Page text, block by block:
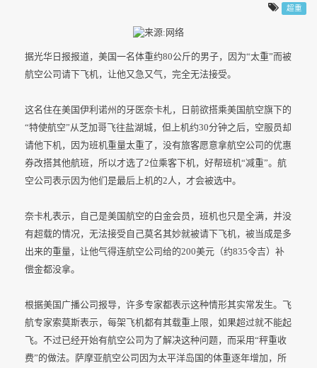
超重
据光华日报报道，美国一名体重约80公斤的男子，因为“太重”而被
航空公司请下飞机，让他又急又气，完全无法接受。
这名住在美国伊利诺州的牙医奈卡札，日前欲搭乘美国航空旗下的
“特使航空”从芝加哥飞往盐湖城，但上机约30分钟之后，空服员却
请他下机，因为班机重量太重了，没有旅客愿意拿航空公司的优惠
券改搭其他航班，所以才选了2位乘客下机，好帮班机“减重”。航
空公司表示因为他们是最后上机的2人，才会被选中。
奈卡札表示，自己是美国航空的白金会员，班机也只是全满，并没
有超载的情况，无法接受自己莫名其妙就被请下飞机，被当成是多
出来的重量，让他气得连航空公司给的200美元（约835令吉）补
偿金都没拿。
根据美国广播公司报导，许多专家都表示这种情形其实常发生。飞
航专家索莫斯表示，每架飞机都有其载重上限，如果超过就不能起
飞。不过已经开始有航空公司为了解决这种问题，而采用“秤重收
费”的做法。萨摩亚航空公司因为太平洋岛国的体重逐年增加，所